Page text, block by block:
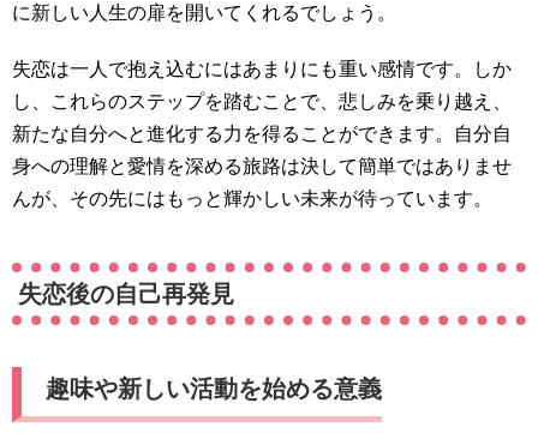
に新しい人生の扉を開いてくれるでしょう。
失恋は一人で抱え込むにはあまりにも重い感情です。しか
し、これらのステップを踏むことで、悲しみを乗り越え、
新たな自分へと進化する力を得ることができます。自分自
身への理解と愛情を深める旅路は決して簡単ではありませ
んが、その先にはもっと輝かしい未来が待っています。
失恋後の自己再発見
趣味や新しい活動を始める意義